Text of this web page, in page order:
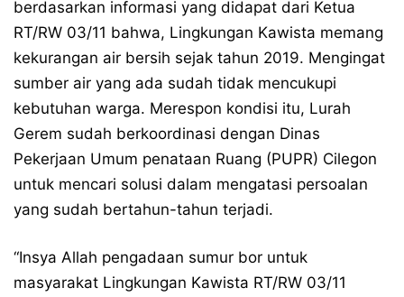
berdasarkan informasi yang didapat dari Ketua
RT/RW 03/11 bahwa, Lingkungan Kawista memang
kekurangan air bersih sejak tahun 2019. Mengingat
sumber air yang ada sudah tidak mencukupi
kebutuhan warga. Merespon kondisi itu, Lurah
Gerem sudah berkoordinasi dengan Dinas
Pekerjaan Umum penataan Ruang (PUPR) Cilegon
untuk mencari solusi dalam mengatasi persoalan
yang sudah bertahun-tahun terjadi.
“Insya Allah pengadaan sumur bor untuk
masyarakat Lingkungan Kawista RT/RW 03/11